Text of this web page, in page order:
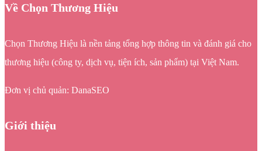
Về Chọn Thương Hiệu
Chọn Thương Hiệu là nền tảng tổng hợp thông tin và đánh giá cho
thương hiệu (công ty, dịch vụ, tiện ích, sản phẩm) tại Việt Nam.
Đơn vị chủ quản: DanaSEO
Giới thiệu